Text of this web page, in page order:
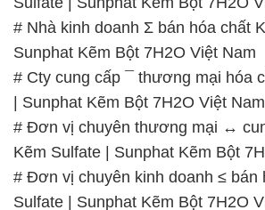
ĐẮC TRƯỜNG PHÁT 🌐
🌐 Website: https://hoachatviet.net/
📞 Hotline:
– 0933.920.505 – 028.3504.5555
– 028.3756.1835 – 028.3756.1840
028.3756.1841- 028.3756.1842
– 0932.660.696 – 0901.326.566 –